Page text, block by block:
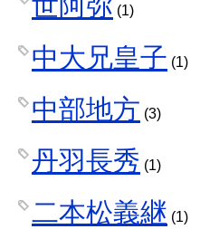
(1)
中大兄皇子 (1)
中部地方 (3)
丹羽長秀 (1)
二本松義継 (1)